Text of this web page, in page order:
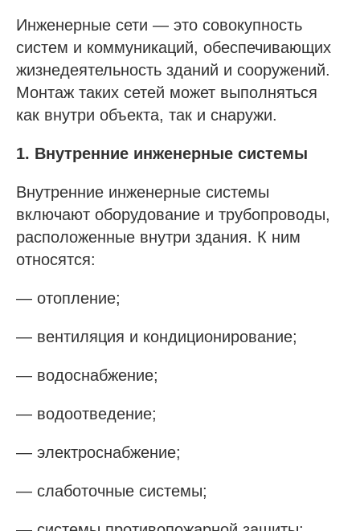
Инженерные сети — это совокупность
систем и коммуникаций, обеспечивающих
жизнедеятельность зданий и сооружений.
Монтаж таких сетей может выполняться
как внутри объекта, так и снаружи.
1. Внутренние инженерные системы
Внутренние инженерные системы
включают оборудование и трубопроводы,
расположенные внутри здания. К ним
относятся:
— отопление;
— вентиляция и кондиционирование;
— водоснабжение;
— водоотведение;
— электроснабжение;
— слаботочные системы;